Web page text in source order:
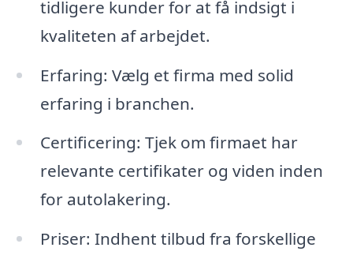
tidligere kunder for at få indsigt i
kvaliteten af arbejdet.
Erfaring: Vælg et firma med solid
erfaring i branchen.
Certificering: Tjek om firmaet har
relevante certifikater og viden inden
for autolakering.
Priser: Indhent tilbud fra forskellige